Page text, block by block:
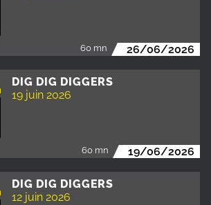
60 mn 26/06/2026
DIG DIG DIGGERS
19 juin 2026
60 mn 19/06/2026
DIG DIG DIGGERS
12 juin 2026